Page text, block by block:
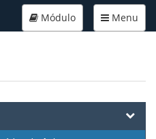
Menu
Módulo